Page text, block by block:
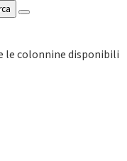
le colonnine disponibili